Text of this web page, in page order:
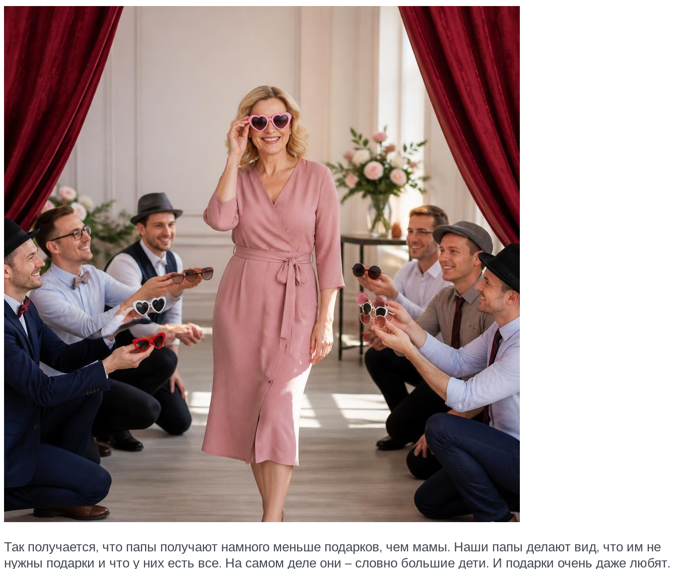
Так получается, что папы получают намного меньше подарков, чем мамы. Наши папы делают вид, что им не
нужны подарки и что у них есть все. На самом деле они – словно большие дети. И подарки очень даже любят.